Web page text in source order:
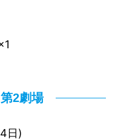
2劇場
日)